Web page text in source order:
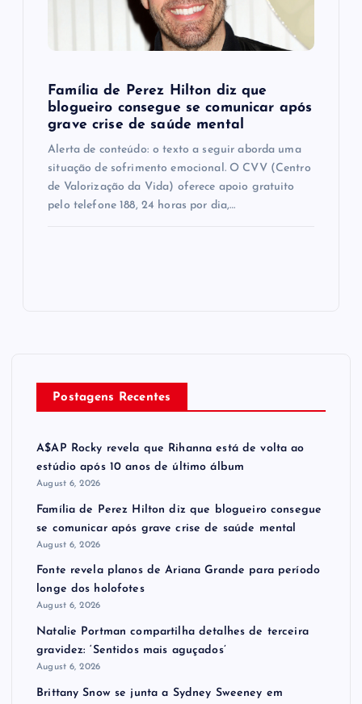
Família de Perez Hilton diz que
blogueiro consegue se comunicar após
grave crise de saúde mental
Alerta de conteúdo: o texto a seguir aborda uma
situação de sofrimento emocional. O CVV (Centro
de Valorização da Vida) oferece apoio gratuito
pelo telefone 188, 24 horas por dia,…
Postagens Recentes
A$AP Rocky revela que Rihanna está de volta ao
estúdio após 10 anos de último álbum
August 6, 2026
Família de Perez Hilton diz que blogueiro consegue
se comunicar após grave crise de saúde mental
August 6, 2026
Fonte revela planos de Ariana Grande para período
longe dos holofotes
August 6, 2026
Natalie Portman compartilha detalhes de terceira
gravidez: ‘Sentidos mais aguçados’
August 6, 2026
Brittany Snow se junta a Sydney Sweeney em